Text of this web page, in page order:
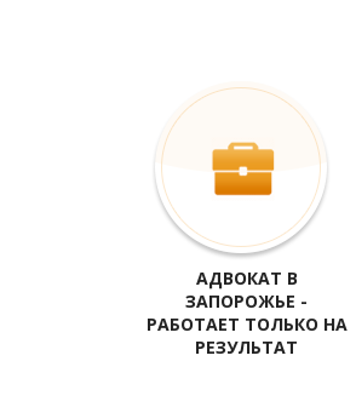
АДВОКАТ В
ЗАПОРОЖЬЕ -
РАБОТАЕТ ТОЛЬКО НА
РЕЗУЛЬТАТ